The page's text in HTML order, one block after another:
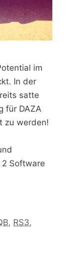
im
In der
satte
für DAZA
zu werden!
Software
, RS3,